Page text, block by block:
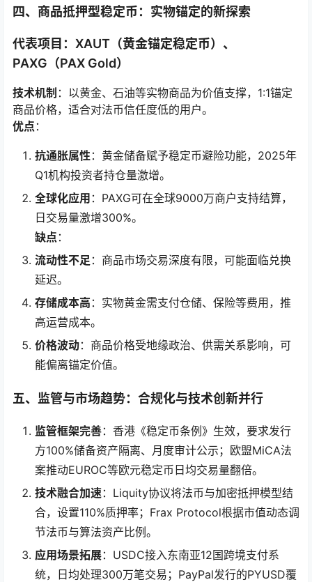
四、商品抵押型稳定币：实物锚定的新探索
代表项目：XAUT（黄金锚定稳定币）、
PAXG（PAX Gold）
技术机制 ：以黄金、石油等实物商品为价值支撑，1:1锚定
商品价格，适合对法币信任度低的用户。
优点 ：
抗通胀属性 ：黄金储备赋予稳定币避险功能，2025年
Q1机构投资者持仓量激增。
全球化应用 ：PAXG可在全球9000万商户支持结算，
日交易量激增300%。
缺点 ：
流动性不足 ：商品市场交易深度有限，可能面临兑换
延迟。
存储成本高 ：实物黄金需支付仓储、保险等费用，推
高运营成本。
价格波动：商品价格受地缘政治、供需关系影响，可
能偏离锚定价值。
五、监管与市场趋势：合规化与技术创新并行
监管框架完善：香港《稳定币条例》生效，要求发行
方100%储备资产隔离、月度审计公示；欧盟MiCA法
案推动EUROC等欧元稳定币日均交易量翻倍。
技术融合加速：Liquity协议将法币与加密抵押模型结
合，设置110%质押率；Frax Protocol根据市值动态调
节法币与算法资产比例。
应用场景拓展：USDC接入东南亚12国跨境支付系
统，日均处理300万笔交易；PayPal发行的PYUSD覆